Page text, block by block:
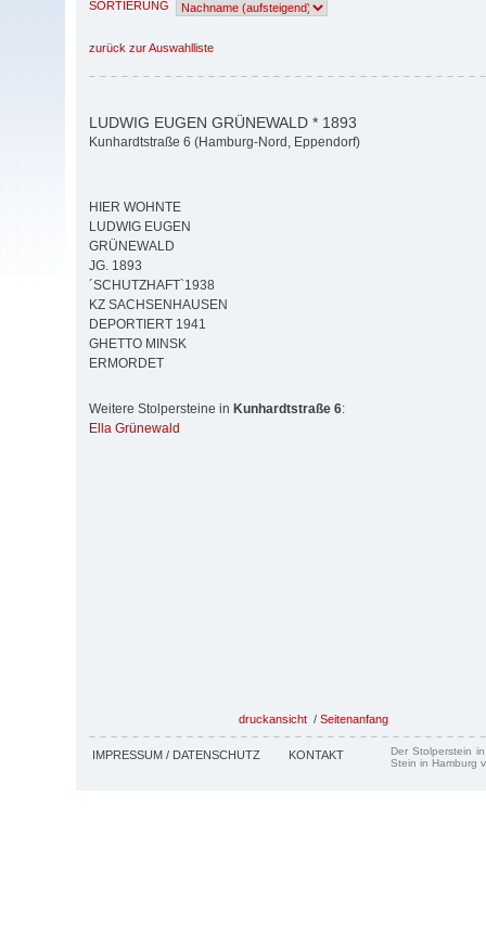
SORTIERUNG
zurück zur Auswahlliste
LUDWIG EUGEN GRÜNEWALD * 1893
Kunhardtstraße 6 (Hamburg-Nord, Eppendorf)
HIER WOHNTE
LUDWIG EUGEN
GRÜNEWALD
JG. 1893
´SCHUTZHAFT`1938
KZ SACHSENHAUSEN
DEPORTIERT 1941
GHETTO MINSK
ERMORDET
Weitere Stolpersteine in Kunhardtstraße 6:
Ella Grünewald
druckansicht / Seitenanfang
IMPRESSUM / DATENSCHUTZ KONTAKT
Der Stolperstein
Stein in Hamburg